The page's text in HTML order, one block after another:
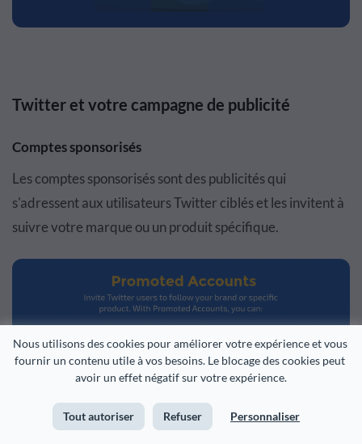
Nous utilisons des cookies pour améliorer votre expérience et vous
fournir un contenu utile à vos besoins. Le blocage des cookies peut
avoir un effet négatif sur votre expérience.
Tout autoriser Refuser Personnaliser
Twitter et votre campagne de publicité
Comptes sponsorisés
Les comptes sponsorisés sont des publicités qui
s'adressent aux utilisateurs Twitter ciblés et les invitent à
suivre votre marque ou un produit spécifique.